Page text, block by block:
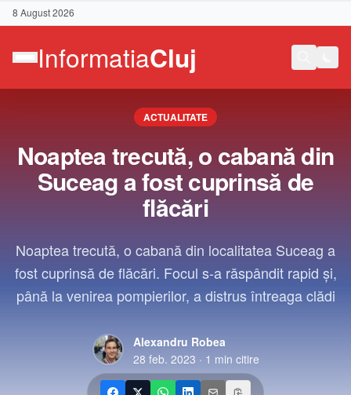
8 August 2026
ACTUALITATE
Noaptea trecută, o cabană din
Suceag a fost cuprinsă de
flăcări
Noaptea trecută, o cabană din localitatea Suceag a
fost cuprinsă de flăcări. Focul s-a răspândit rapid și,
până la venirea pompierilor, a distrus întreaga clădi
Alexandru Robea
28 feb. 2023 · 1 min citire